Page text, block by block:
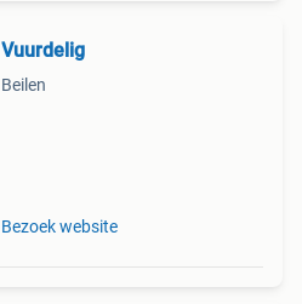
Vuurdelig
Beilen
Bezoek website